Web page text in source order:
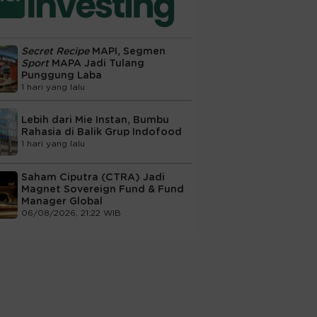
Secret RecipeMAPI, Segmen
Sport MAPA Jadi Tulang
Punggung Laba
1 hari yang lalu
Lebih dari Mie Instan, Bumbu
Rahasia di Balik Grup Indofood
1 hari yang lalu
Saham Ciputra (CTRA) Jadi
Magnet Sovereign Fund & Fund
Manager Global
06/08/2026, 21:22 WIB